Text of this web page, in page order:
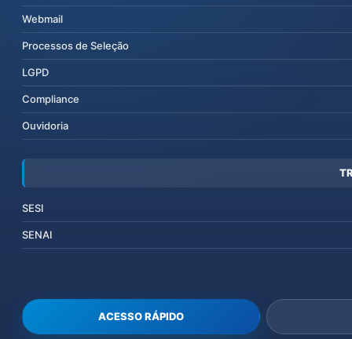
Webmail
Processos de Seleção
LGPD
Compliance
Ouvidoria
SESI
SENAI
ACESSO RÁPIDO